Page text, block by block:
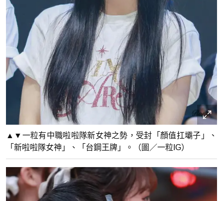
▲▼一粒有中職啦啦隊新女神之勢，受封「顏值扛壩子」、
「新啦啦隊女神」、「台鋼王牌」。（圖／一粒IG）